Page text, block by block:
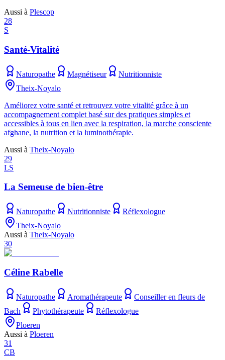
Aussi à Plescop
28
S
Santé-Vitalité
Naturopathe Magnétiseur
Nutritionniste
Theix-Noyalo
Améliorez votre santé et retrouvez votre vitalité grâce à un
accompagnement complet basé sur des pratiques simples et
accessibles à tous en lien avec la respiration, la marche consciente
afghane, la nutrition et la luminothérapie.
Aussi à Theix-Noyalo
29
LS
La Semeuse de bien-être
Naturopathe Nutritionniste
Réflexologue
Theix-Noyalo
Aussi à Theix-Noyalo
30
Céline Rabelle
Naturopathe Aromathérapeute
Conseiller en fleurs de
Bach
Phytothérapeute
Réflexologue
Ploeren
Aussi à Ploeren
31
CB